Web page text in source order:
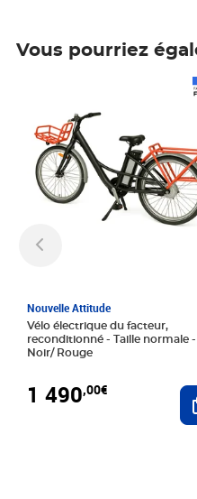
Vous pourriez
Nouvelle Attitude
Vélo électrique du facteur,
reconditionné - Taille normale -
Noir/ Rouge
1 490,00€